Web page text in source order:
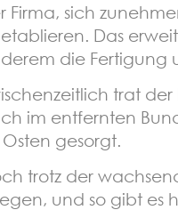
Firma, sich
Das
die Fertigung
trat
im entfernten
gesorgt.
trotz der
und so gibt es